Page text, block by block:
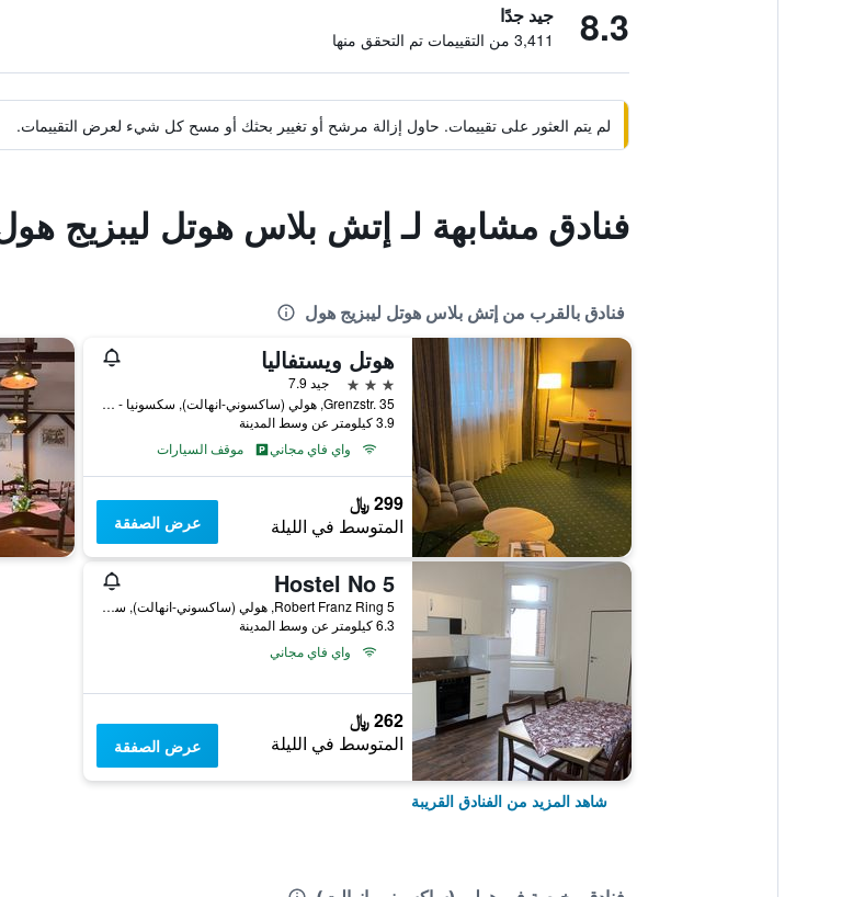
8.3 جيد جدًا
3,411 من التقييمات تم التحقق منها
لم يتم العثور على تقييمات. حاول إزالة مرشح أو تغيير بحثك أو مسح كل شيء لعرض التقييمات.
فنادق مشابهة لـ إتش بلاس هوتل ليبزيج
فنادق بالقرب من إتش بلاس هوتل ليبزيج هول
هوتل ويستفاليا
3 نجوم
جيد 7.9
Grenzstr. 35, هولي (ساكسوني-انهالت), سكسونيا - أنهالت, ألمانيا
3.9 كيلومتر عن وسط المدينة
واي فاي مجاني
موقف السيارات
299 ﷼
المتوسط في الليلة عرض الصفقة
Hostel No 5
Robert Franz Ring 5, هولي (ساكسوني-انهالت), سكسونيا - أنهالت, ألمانيا
6.3 كيلومتر عن وسط المدينة
واي فاي مجاني
262 ﷼
المتوسط في الليلة عرض الصفقة
شاهد المزيد من الفنادق القريبة